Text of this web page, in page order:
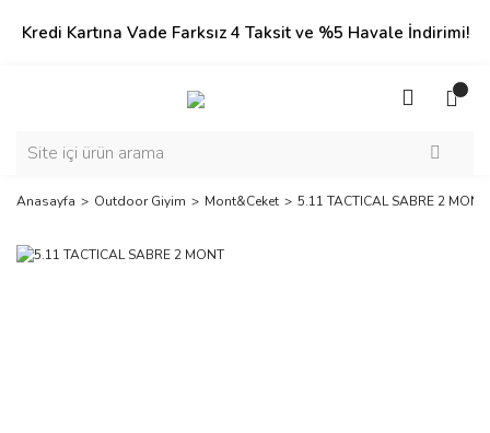
Kredi Kartına Vade Farksız 4 Taksit ve %5 Havale İndirimi!
Anasayfa Outdoor Giyim Mont&Ceket 5.11 TACTICAL SABRE 2 MONT